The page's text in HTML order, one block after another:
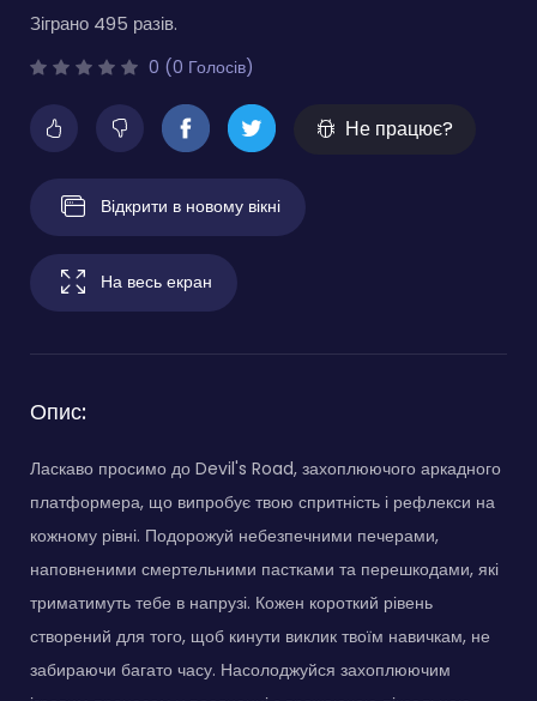
Зіграно 495 разів.
0 (0 Голосів)
Не працює?
Відкрити в новому вікні
На весь екран
Опис:
Ласкаво просимо до Devil's Road, захоплюючого аркадного
платформера, що випробує твою спритність і рефлекси на
кожному рівні. Подорожуй небезпечними печерами,
наповненими смертельними пастками та перешкодами, які
триматимуть тебе в напрузі. Кожен короткий рівень
створений для того, щоб кинути виклик твоїм навичкам, не
забираючи багато часу. Насолоджуйся захоплюючим